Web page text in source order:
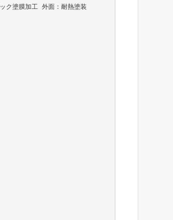
ク塗膜加工 外面：耐熱塗装